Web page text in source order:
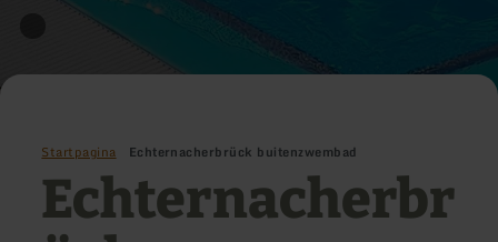
Startpagina Echternacherbrück buitenzwembad
Echternacherbr